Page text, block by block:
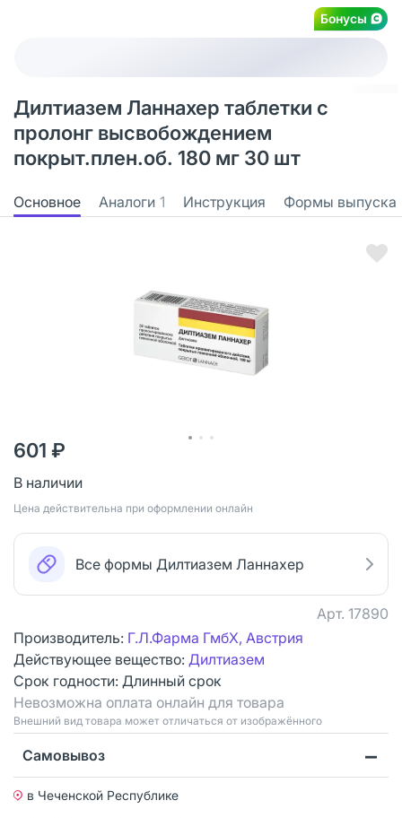
Бонусы
Дилтиазем Ланнахер таблетки с
пролонг высвобождением
покрыт.плен.об. 180 мг 30 шт
Основное Аналоги 1 Инструкция Формы выпуска
601 ₽
В наличии
Цена действительна при оформлении онлайн
Все формы Дилтиазем Ланнахер
Арт. 17890
Производитель: Г.Л.Фарма ГмбХ, Австрия
Действующее вещество: Дилтиазем
Срок годности: Длинный срок
Невозможна оплата онлайн для товара
Bнешний вид товара может отличаться от изображённого
Самовывоз
в Чеченской Республике